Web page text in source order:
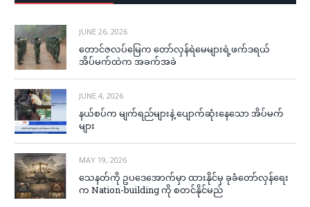
JUNE 26, 2026
တောင်ဇလပ်မြေက တော်လှန်ရဲမေများရဲ့ဖက်ဒရယ်
အိပ်မက်ထဲက အခက်အခဲ
JUNE 4, 2026
နယ်စပ်က မျက်ရည်များနဲ့ ပျောက်ဆုံးနေသော အိပ်မက်
များ
MAY 19, 2026
သေနတ်ကို ဥပဒေအောက်မှာ ထားနိုင်မှ ခုခံတော်လှန်ရေး
က Nation-building ကို စတင်နိုင်မည်